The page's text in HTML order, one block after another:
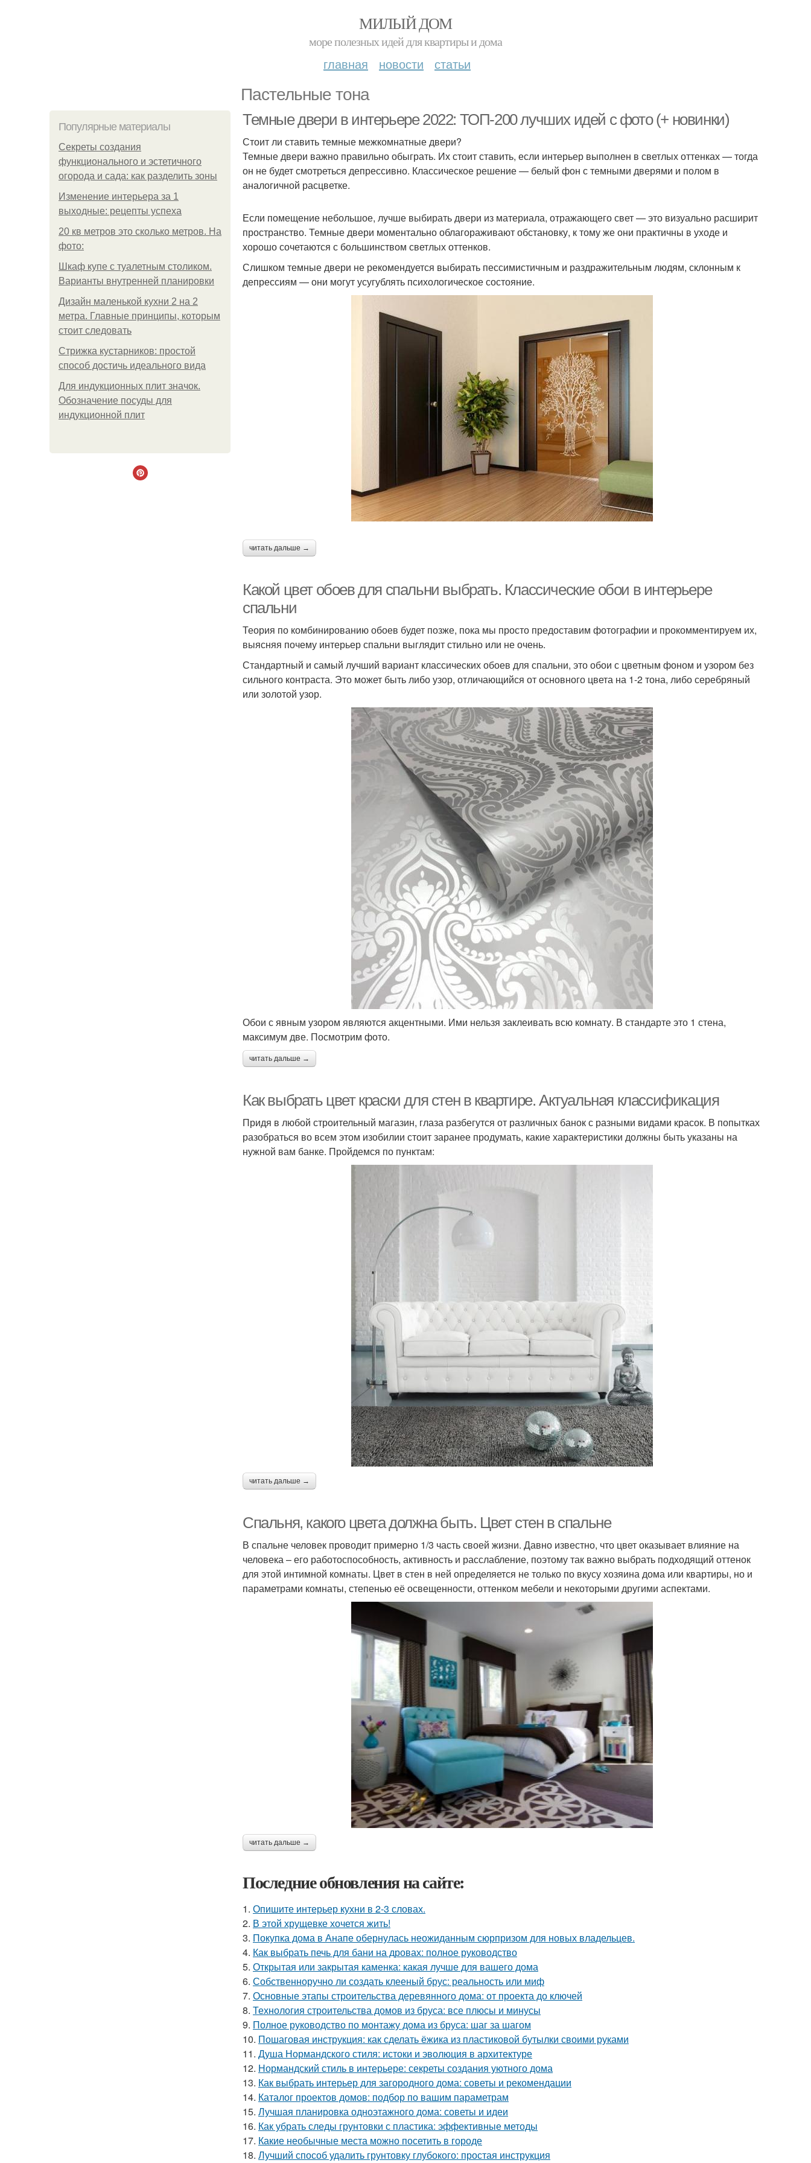
МИЛЫЙ ДОМ
море полезных идей для квартиры и дома
главная новости статьи
Пастельные тона
Популярные материалы
Секреты создания
функционального и эстетичного
огорода и сада: как разделить зоны
Изменение интерьера за 1
выходные: рецепты успеха
20 кв метров это сколько метров. На
фото:
Шкаф купе с туалетным столиком.
Варианты внутренней планировки
Дизайн маленькой кухни 2 на 2
метра. Главные принципы, которым
стоит следовать
Стрижка кустарников: простой
способ достичь идеального вида
Для индукционных плит значок.
Обозначение посуды для
индукционной плит
Темные двери в интерьере 2022: ТОП-200 лучших идей с фото (+ новинки)
Стоит ли ставить темные межкомнатные двери?
Темные двери важно правильно обыграть. Их стоит ставить, если интерьер выполнен в светлых оттенках — тогда
он не будет смотреться депрессивно. Классическое решение — белый фон с темными дверями и полом в
аналогичной расцветке.
Если помещение небольшое, лучше выбирать двери из материала, отражающего свет — это визуально расширит
пространство. Темные двери моментально облагораживают обстановку, к тому же они практичны в уходе и
хорошо сочетаются с большинством светлых оттенков.
Слишком темные двери не рекомендуется выбирать пессимистичным и раздражительным людям, склонным к
депрессиям — они могут усугублять психологическое состояние.
читать дальше →
Какой цвет обоев для спальни выбрать. Классические обои в интерьере
спальни
Теория по комбинированию обоев будет позже, пока мы просто предоставим фотографии и прокомментируем их,
выясняя почему интерьер спальни выглядит стильно или не очень.
Стандартный и самый лучший вариант классических обоев для спальни, это обои с цветным фоном и узором без
сильного контраста. Это может быть либо узор, отличающийся от основного цвета на 1-2 тона, либо серебряный
или золотой узор.
Обои с явным узором являются акцентными. Ими нельзя заклеивать всю комнату. В стандарте это 1 стена,
максимум две. Посмотрим фото.
читать дальше →
Как выбрать цвет краски для стен в квартире. Актуальная классификация
Придя в любой строительный магазин, глаза разбегутся от различных банок с разными видами красок. В попытках
разобраться во всем этом изобилии стоит заранее продумать, какие характеристики должны быть указаны на
нужной вам банке. Пройдемся по пунктам:
читать дальше →
Спальня, какого цвета должна быть. Цвет стен в спальне
В спальне человек проводит примерно 1/3 часть своей жизни. Давно известно, что цвет оказывает влияние на
человека – его работоспособность, активность и расслабление, поэтому так важно выбрать подходящий оттенок
для этой интимной комнаты. Цвет в стен в ней определяется не только по вкусу хозяина дома или квартиры, но и
параметрами комнаты, степенью её освещенности, оттенком мебели и некоторыми другими аспектами.
читать дальше →
Последние обновления на сайте:
1. Опишите интерьер кухни в 2-3 словах.
2. В этой хрущевке хочется жить!
3. Покупка дома в Анапе обернулась неожиданным сюрпризом для новых владельцев.
4. Как выбрать печь для бани на дровах: полное руководство
5. Открытая или закрытая каменка: какая лучше для вашего дома
6. Собственноручно ли создать клееный брус: реальность или миф
7. Основные этапы строительства деревянного дома: от проекта до ключей
8. Технология строительства домов из бруса: все плюсы и минусы
9. Полное руководство по монтажу дома из бруса: шаг за шагом
10. Пошаговая инструкция: как сделать ёжика из пластиковой бутылки своими руками
11. Душа Нормандского стиля: истоки и эволюция в архитектуре
12. Нормандский стиль в интерьере: секреты создания уютного дома
13. Как выбрать интерьер для загородного дома: советы и рекомендации
14. Каталог проектов домов: подбор по вашим параметрам
15. Лучшая планировка одноэтажного дома: советы и идеи
16. Как убрать следы грунтовки с пластика: эффективные методы
17. Какие необычные места можно посетить в городе
18. Лучший способ удалить грунтовку глубокого: простая инструкция